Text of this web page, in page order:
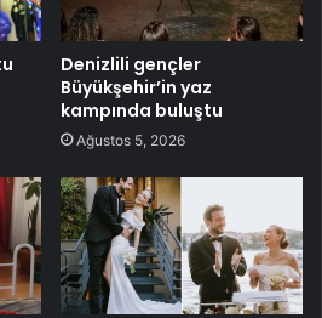
Denizlili gençler
Büyükşehir’in yaz
kampında buluştu
Ağustos 5, 2026